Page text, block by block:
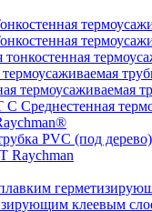
тонкостенная
термоусаживаемая
Среднестенная
PVC (под
Raychman
клеевым